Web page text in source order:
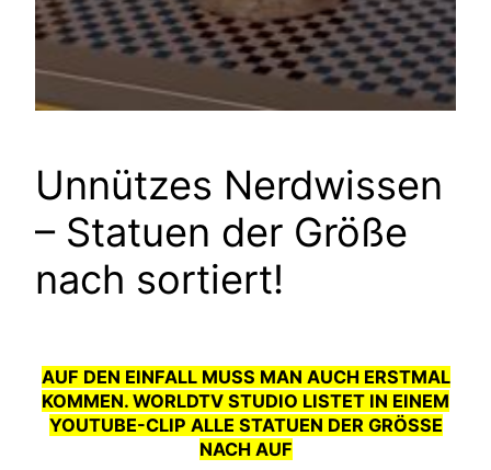
Unnützes Nerdwissen
– Statuen der Größe
nach sortiert!
AUF DEN EINFALL MUSS MAN AUCH ERSTMAL
KOMMEN. WORLDTV STUDIO LISTET IN EINEM
YOUTUBE-CLIP ALLE STATUEN DER GRÖSSE N
ACH AUF